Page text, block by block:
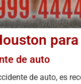
de auto
de auto, es